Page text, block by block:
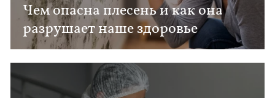
Чем опасна плесень и как она
разрушает наше здоровье